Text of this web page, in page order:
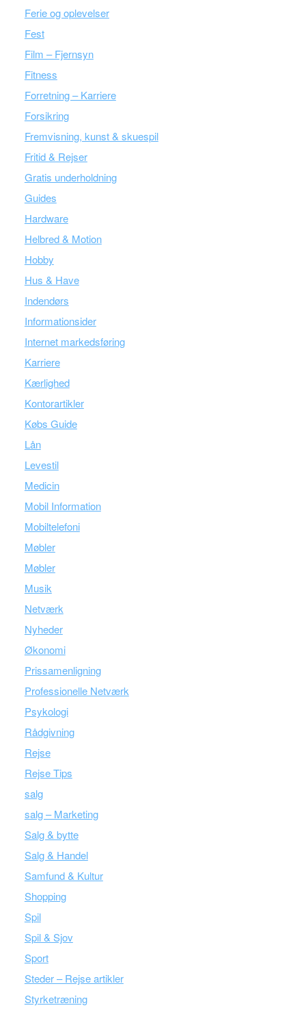
Ferie og oplevelser
Fest
Film – Fjernsyn
Fitness
Forretning – Karriere
Forsikring
Fremvisning, kunst & skuespil
Fritid & Rejser
Gratis underholdning
Guides
Hardware
Helbred & Motion
Hobby
Hus & Have
Indendørs
Informationsider
Internet markedsføring
Karriere
Kærlighed
Kontorartikler
Købs Guide
Lån
Levestil
Medicin
Mobil Information
Mobiltelefoni
Møbler
Møbler
Musik
Netværk
Nyheder
Økonomi
Prissamenligning
Professionelle Netværk
Psykologi
Rådgivning
Rejse
Rejse Tips
salg
salg – Marketing
Salg & bytte
Salg & Handel
Samfund & Kultur
Shopping
Spil
Spil & Sjov
Sport
Steder – Rejse artikler
Styrketræning